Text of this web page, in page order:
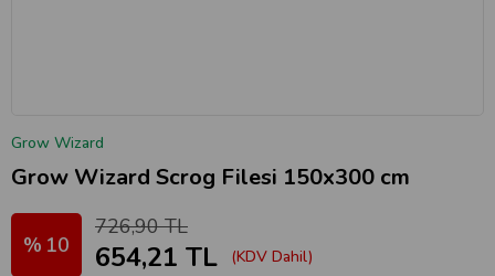
Grow Wizard
Grow Wizard Scrog Filesi 150x300 cm
10
726,90 TL
654,21 TL (KDV Dahil)